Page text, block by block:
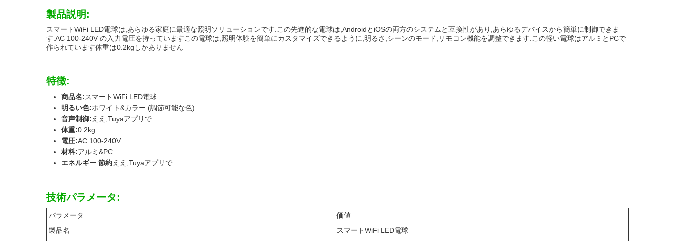
製品説明:
スマートWiFi LED電球は,あらゆる家庭に最適な照明ソリューションです.この先進的な電球は,AndroidとiOSの両方のシステムと互換性があり,あらゆるデバイスから簡単に制御できま
す.AC 100-240V の入力電圧を持っていますこの電球は,照明体験を簡単にカスタマイズできるように,明るさ,シーンのモード,リモコン機能を調整できます.この軽い電球はアルミとPCで
作られています体重は0.2kgしかありません
特徴:
商品名:スマートWiFi LED電球
明るい色:ホワイト&カラー (調節可能な色)
音声制御:ええ,Tuyaアプリで
体重:0.2kg
電圧:AC 100-240V
材料:アルミ&PC
エネルギー 節約ええ,Tuyaアプリで
技術パラメータ:
パラメータ
価値
製品名
スマートWiFi LED電球